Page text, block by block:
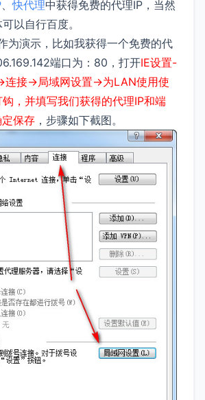
、快代理中获得免费的代理IP，当然
以自行百度。
为演示，比如我获得一个免费的代
端口为：80，打开IE设置-
接->局域网设置->为LAN使用使
，并填写我们获得的代理IP和端
保存 ，步骤如下截图。